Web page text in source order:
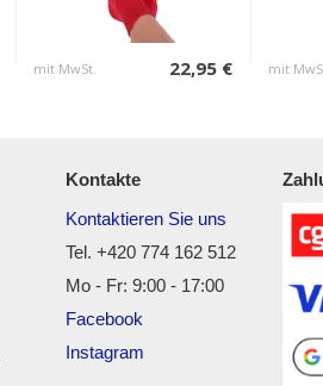
mit MwSt. 22,95 € mit
Kontakte
Kontaktieren Sie uns
Tel. +420 774 162 512
Mo - Fr: 9:00 - 17:00
Facebook
Instagram